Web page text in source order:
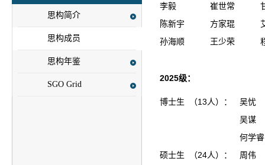
思构简介
思构成员
思构年鉴
SGO Grid
李毅 崔世常
陈新宇
方家琨
孙海顺
王少荣
2025级：
博士生 （13人）：
吴忧
吴谋
何学睿
硕士生 （24人）：
周伟